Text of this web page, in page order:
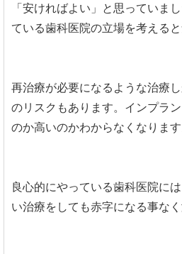
「安ければよい」と思っていま
ている歯科医院の立場を考える
再治療が必要になるような治療
のリスクもあります。インプラ
のか高いのかわからなくなります
良心的にやっている歯科医院に
い治療をしても赤字になる事な